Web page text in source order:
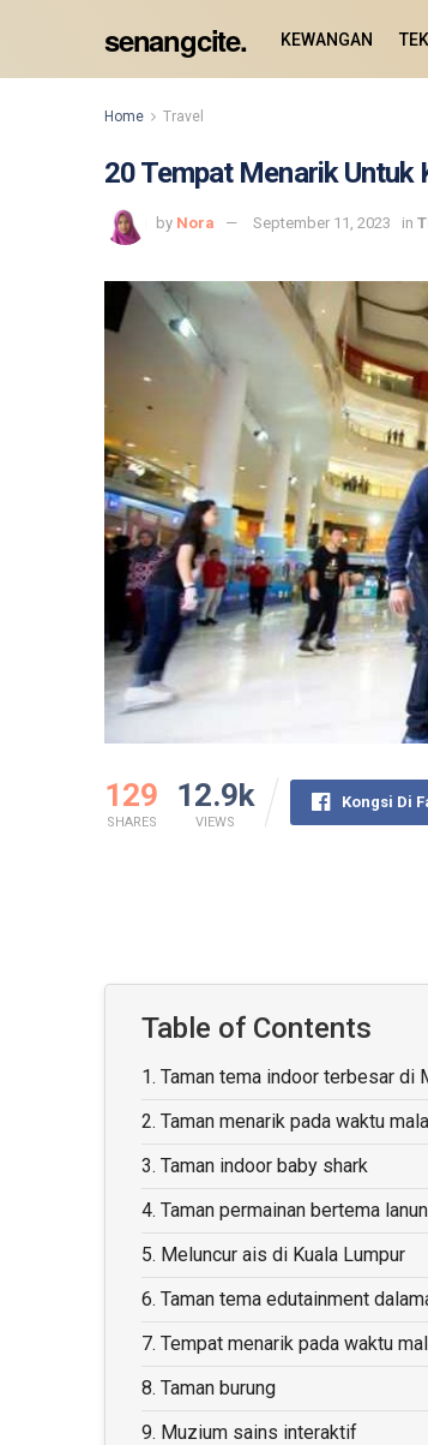
senangcite. KEWANGAN
Home Travel
20 Tempat Menarik Untuk
by Nora September 11, 2023 in
129
SHARES
12.9k
VIEWS
Kongsi Di
Table of Contents
1. Taman tema indoor terbesar di
2. Taman menarik pada waktu
3. Taman indoor baby shark
4. Taman permainan bertema lanun
5. Meluncur ais di Kuala Lumpur
6. Taman tema edutainment
7. Tempat menarik pada waktu
8. Taman burung
9. Muzium sains interaktif